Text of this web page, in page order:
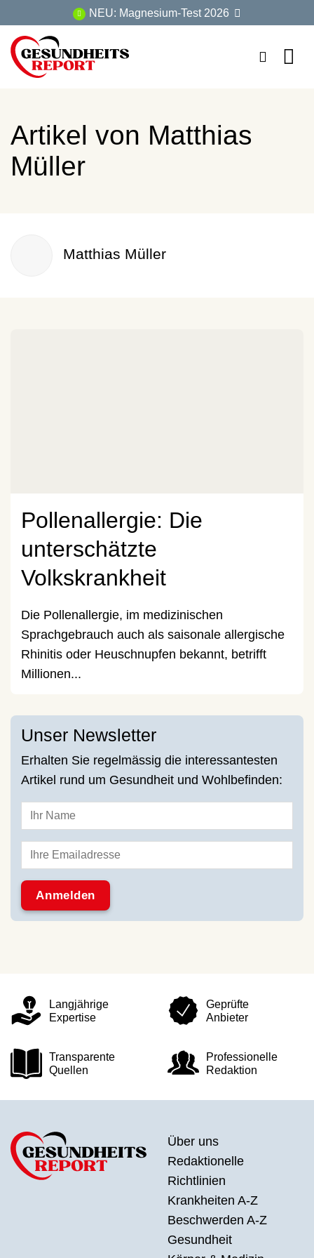
Inhalt
springen
NEU: Magnesium-Test 2026
Artikel von Matthias
Müller
Matthias Müller
Pollenallergie: Die
unterschätzte
Volkskrankheit
Die Pollenallergie, im medizinischen
Sprachgebrauch auch als saisonale allergische
Rhinitis oder Heuschnupfen bekannt, betrifft
Millionen...
Unser Newsletter
Erhalten Sie regelmässig die interessantesten
Artikel rund um Gesundheit und Wohlbefinden:
Langjährige
Expertise
Geprüfte
Anbieter
Transparente
Quellen
Professionelle
Redaktion
Über uns
Redaktionelle
Richtlinien
Krankheiten A-Z
Beschwerden A-Z
Gesundheit